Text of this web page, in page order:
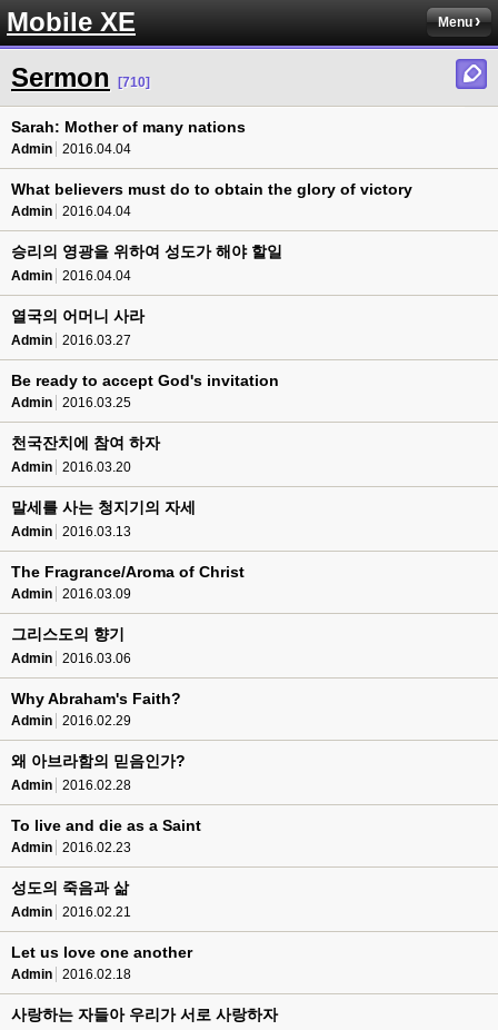
Mobile XE Menu
Sermon [710]
Sarah: Mother of many nations
Admin 2016.04.04
What believers must do to obtain the glory of victory
Admin 2016.04.04
승리의 영광을 위하여 성도가 해야 할일
Admin 2016.04.04
열국의 어머니 사라
Admin 2016.03.27
Be ready to accept God's invitation
Admin 2016.03.25
천국잔치에 참여 하자
Admin 2016.03.20
말세를 사는 청지기의 자세
Admin 2016.03.13
The Fragrance/Aroma of Christ
Admin 2016.03.09
그리스도의 향기
Admin 2016.03.06
Why Abraham's Faith?
Admin 2016.02.29
왜 아브라함의 믿음인가?
Admin 2016.02.28
To live and die as a Saint
Admin 2016.02.23
성도의 죽음과 삶
Admin 2016.02.21
Let us love one another
Admin 2016.02.18
사랑하는 자들아 우리가 서로 사랑하자